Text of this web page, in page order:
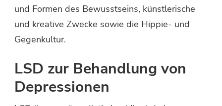
und Formen des Bewusstseins, künstlerische
und kreative Zwecke sowie die Hippie- und
Gegenkultur.
LSD zur Behandlung von
Depressionen